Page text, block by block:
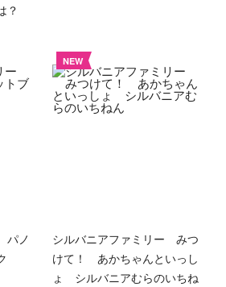
？
パノ
NEW
シルバニアファミリー みつ
けて！ あかちゃんといっし
ょ シルバニアむらのいちね